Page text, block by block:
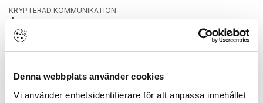
Denna webbplats använder cookies
Vi använder enhetsidentifierare för att anpassa innehållet
KRYPTERAD KOMMUNIKATION:
Ja
SMALPROFIL/MODUL:
AC/DC
32 V